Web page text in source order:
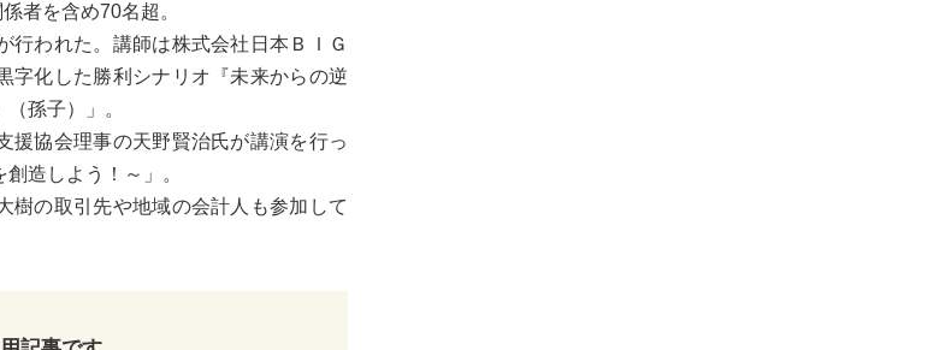
者を含め70名超。
われた。講師は株式会社日本ＢＩＧ
字化した勝利シナリオ『未来からの逆
孫子）」。
協会理事の天野賢治氏が講演を行っ
造しよう！～」。
の取引先や地域の会計人も参加して